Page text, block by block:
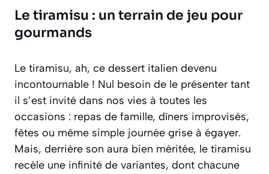
Le tiramisu : un terrain de jeu pour
gourmands
Le tiramisu, ah, ce dessert italien devenu
incontournable ! Nul besoin de le présenter tant
il s’est invité dans nos vies à toutes les
occasions : repas de famille, dîners improvisés,
fêtes ou même simple journée grise à égayer.
Mais, derrière son aura bien méritée, le tiramisu
recèle une infinité de variantes, dont chacune